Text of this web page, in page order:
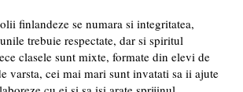
finlandeze se numara si integritatea,
trebuie respectate, dar si spiritul
clasele sunt mixte, formate din elevi de
varsta, cei mai mari sunt invatati sa ii ajute